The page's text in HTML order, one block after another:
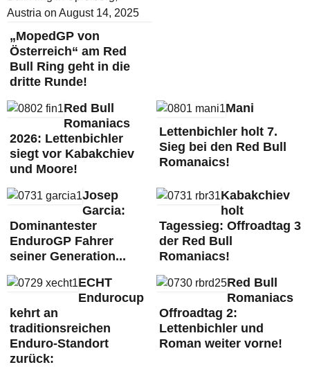
„MopedGP von
Österreich“ am Red
Bull Ring geht in die
dritte Runde!
Red Bull
Romaniacs
2026: Lettenbichler
siegt vor Kabakchiev
und Moore!
Mani
Lettenbichler holt 7.
Sieg bei den Red Bull
Romanaics!
Josep
Garcia:
Dominantester
EnduroGP Fahrer
seiner Generation...
Kabakchiev
holt
Tagessieg: Offroadtag 3
der Red Bull
Romaniacs!
ECHT
Endurocup
kehrt an
traditionsreichen
Enduro-Standort
zurück:
Red Bull
Romaniacs
Offroadtag 2:
Lettenbichler und
Roman weiter vorne!